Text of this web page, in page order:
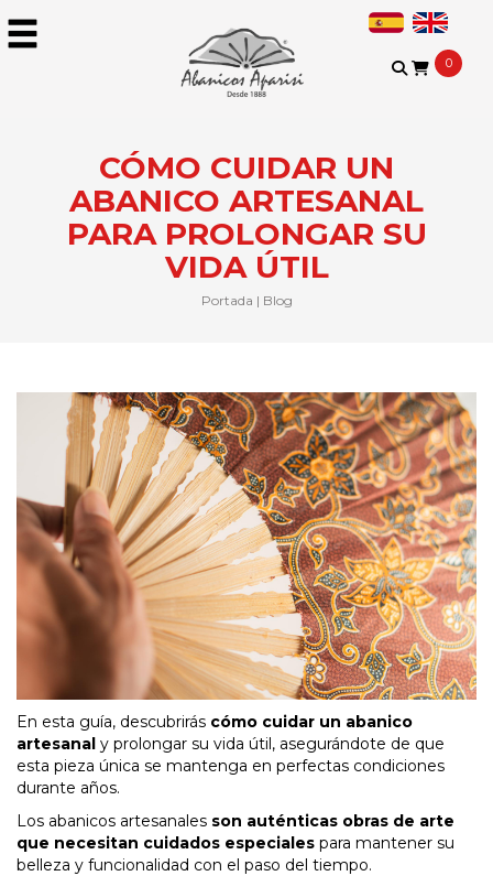
0
CÓMO CUIDAR UN
ABANICO ARTESANAL
PARA PROLONGAR SU
VIDA ÚTIL
Portada | Blog
En esta guía, descubrirás cómo cuidar un abanico
artesanal y prolongar su vida útil, asegurándote de que
esta pieza única se mantenga en perfectas condiciones
durante años.
Los abanicos artesanales son auténticas obras de arte
que necesitan cuidados especiales para mantener su
belleza y funcionalidad con el paso del tiempo.